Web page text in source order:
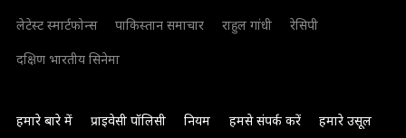
लेटेस्ट स्मार्टफोन्स
पाकिस्तान समाचार राहुल गांधी
रेसिपी
दक्षिण भारतीय सिनेमा
हमारे बारे में प्राइवेसी पॉलिसी नियम हमसे संपर्क करें
हमारे उसूल